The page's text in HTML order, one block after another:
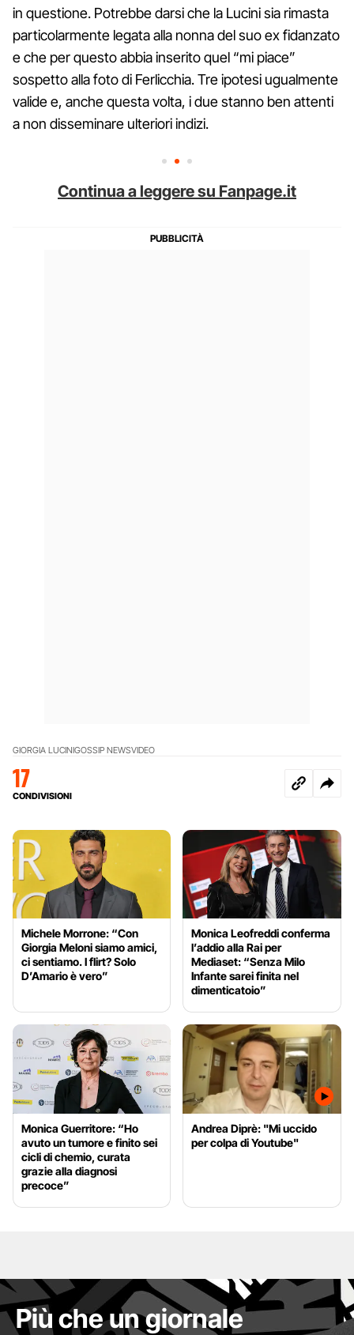
in questione. Potrebbe darsi che la Lucini sia rimasta
particolarmente legata alla nonna del suo ex fidanzato
e che per questo abbia inserito quel “mi piace”
sospetto alla foto di Ferlicchia. Tre ipotesi ugualmente
valide e, anche questa volta, i due stanno ben attenti
a non disseminare ulteriori indizi.
Continua a leggere su Fanpage.it
GIORGIA LUCINIGOSSIP NEWSVIDEO
17
CONDIVISIONI
Michele Morrone: “Con
Giorgia Meloni siamo amici,
ci sentiamo. I flirt? Solo
D’Amario è vero”
Monica Leofreddi conferma
l’addio alla Rai per
Mediaset: “Senza Milo
Infante sarei finita nel
dimenticatoio”
Monica Guerritore: “Ho
avuto un tumore e finito sei
cicli di chemio, curata
grazie alla diagnosi
precoce”
Andrea Diprè: "Mi uccido
per colpa di Youtube"
Più che un giornale